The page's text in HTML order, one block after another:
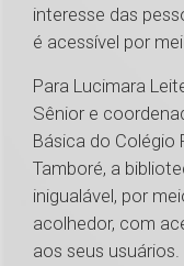
interesse das
é acessível por
Para Lucimara
Sênior e
Básica do Colégio
Tamboré, a
inigualável, por
acolhedor, com
aos seus